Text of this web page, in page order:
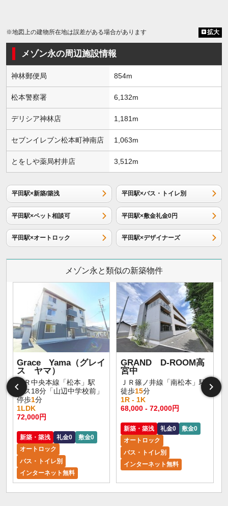
※地図上の建物所在地は誤差がある場合があります 拡大
メゾン永の周辺施設情報
神林郵便局 854m
松本警察署 6,132m
デリシア神林店 1,181m
セブンイレブン松本町神南店 1,063m
とをしや薬局村井店 3,512m
平田駅×新築/築浅 平田駅×バス・トイレ別
平田駅×ペット相談可 平田駅×敷金礼金0円
平田駅×オートロック 平田駅×デザイナーズ
メゾン永と類似の新築物件
Grace Yama（グレイ
ス ヤマ）
ＪＲ中央本線「松本」駅
バス18分「山辺中学校前」
停歩1分
1LDK
72,000円
新築・築浅 礼金0
敷金0
オートロック
バス・トイレ別
インターネット無料
GRAND D-ROOM高
宮中
ＪＲ篠ノ井線「南松本」駅
徒歩15分
1R - 1K
68,000 - 72,000円
新築・築浅 礼金0
敷金0
オートロック
バス・トイレ別
インターネット無料